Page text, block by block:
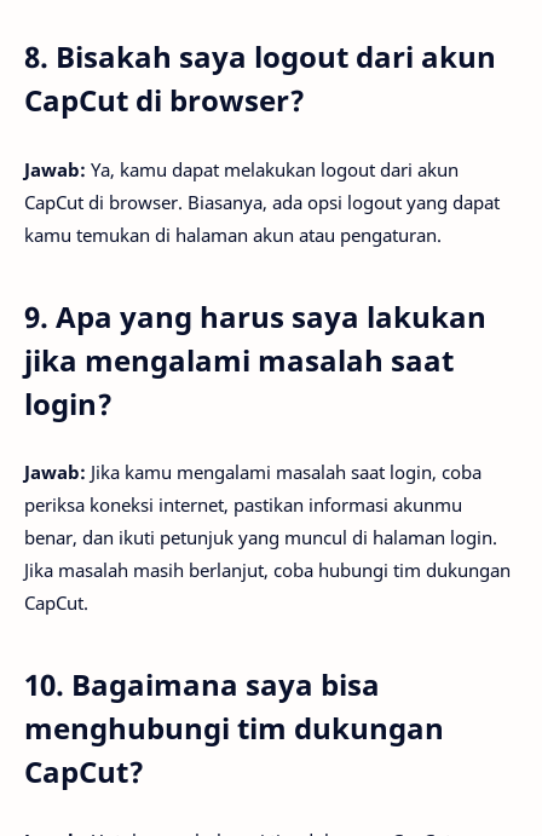
8. Bisakah saya logout dari akun
CapCut di browser?
Jawab: Ya, kamu dapat melakukan logout dari akun
CapCut di browser. Biasanya, ada opsi logout yang dapat
kamu temukan di halaman akun atau pengaturan.
9. Apa yang harus saya lakukan
jika mengalami masalah saat
login?
Jawab: Jika kamu mengalami masalah saat login, coba
periksa koneksi internet, pastikan informasi akunmu
benar, dan ikuti petunjuk yang muncul di halaman login.
Jika masalah masih berlanjut, coba hubungi tim dukungan
CapCut.
10. Bagaimana saya bisa
menghubungi tim dukungan
CapCut?